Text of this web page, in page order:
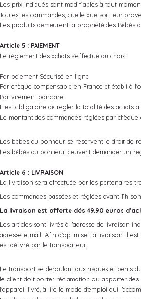
Les prix indiqués sont modifiables à tout
Toutes les commandes, quelle que soit leur
Les produits demeurent la propriété des Bébés
Article 5 : PAIEMENT
Le règlement des achats s'effectue au choix :
Par paiement Sécurisé en ligne
Par chèque compensable en France et établi à
Par virement bancaire.
Il est obligatoire de régler la totalité des achats à
Le montant des commandes réglées par
Les bébés du bonheur se réservent le droit de
Les bébés du bonheur peuvent demander un
Article 6 : LIVRAISON
La livraison sera effectuée par les partenaires
Les commandes passées et réglées avant 11h
La livraison est offerte dés 49.90 euros
Les articles sont livrés à l'adresse de livraison
adresse e-mail. Afin d'optimiser la livraison, il
est délivré par le transporteur.
Le transport se déroulant aux risques et périls
le client doit porter réclamation ou apporter
l'appareil livré, à lire le mode d'emploi qui